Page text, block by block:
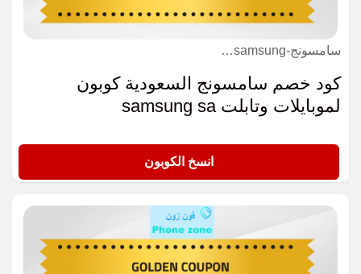
سامسونج-samsung كوبون
كود خصم سامسونج السعودية كوبون
لموبايلات وتابلت samsung sa
انسخ الكوبون